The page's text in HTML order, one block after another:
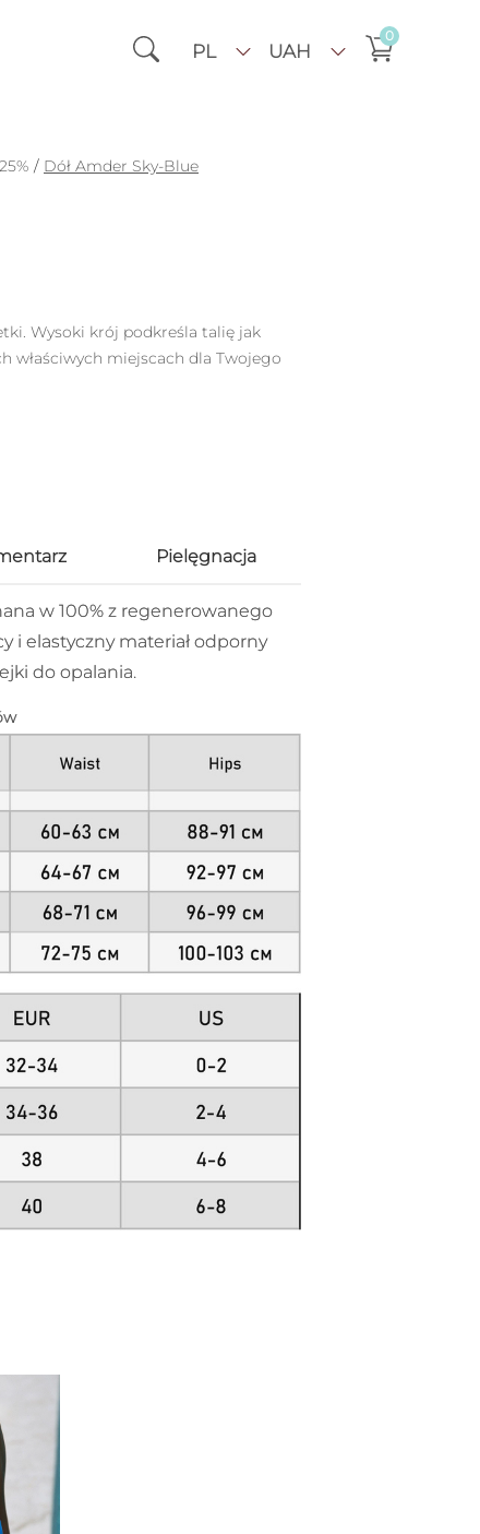
PL UAH
0
/ Dół Amder Sky-Blue
Wysoki krój podkreśla talię jak
właściwych miejscach dla Twojego
Pielęgnacja
w 100% z regenerowanego
i elastyczny materiał odporny
do opalania.